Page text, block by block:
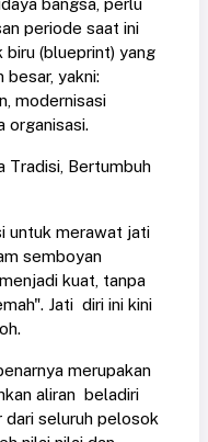
bangsa, perlu
periode saat ini
(blueprint) yang
besar, yakni:
modernisasi
organisasi.
Tradisi, Bertumbuh
untuk merawat jati
semboyan
kuat, tanpa
Jati diri ini kini
merupakan
aliran beladiri
dari seluruh pelosok